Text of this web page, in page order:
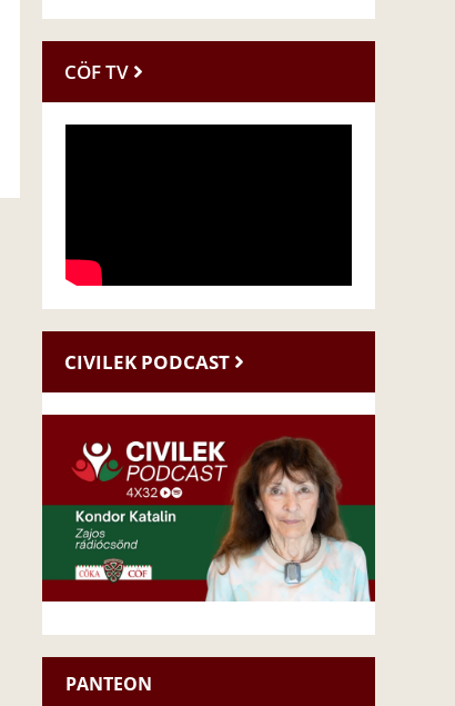
CÖF TV
CIVILEK PODCAST
PANTEON